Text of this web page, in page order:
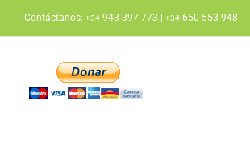
contenido
Contáctanos: +34 943 397 773 | +34 650 553 948